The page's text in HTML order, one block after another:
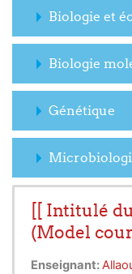
Biologie et
Biologie
Génétique
[[ Intitulé
(Model
Enseignant: